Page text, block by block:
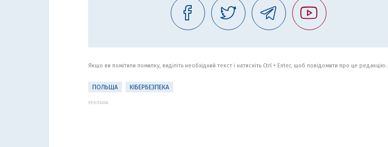
Якщо ви помітили помилку, виділіть необхідний текст і натисніть Ctrl + Enter, щоб повідомити про це редакцію.
ПОЛЬЩА КІБЕРБЕЗПЕКА
РЕКЛАМА: